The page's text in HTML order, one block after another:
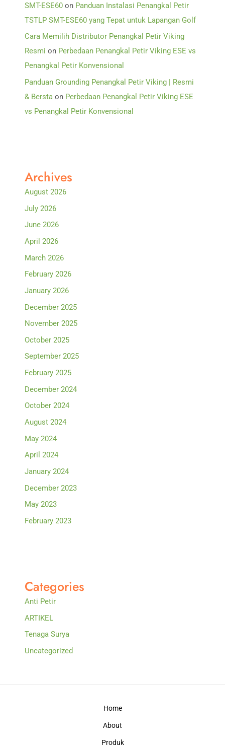
SMT-ESE60 on Panduan Instalasi Penangkal Petir
TSTLP SMT-ESE60 yang Tepat untuk Lapangan Golf
Cara Memilih Distributor Penangkal Petir Viking
Resmi on Perbedaan Penangkal Petir Viking ESE vs
Penangkal Petir Konvensional
Panduan Grounding Penangkal Petir Viking | Resmi
& Bersta on Perbedaan Penangkal Petir Viking ESE
vs Penangkal Petir Konvensional
Archives
August 2026
July 2026
June 2026
April 2026
March 2026
February 2026
January 2026
December 2025
November 2025
October 2025
September 2025
February 2025
December 2024
October 2024
August 2024
May 2024
April 2024
January 2024
December 2023
May 2023
February 2023
Categories
Anti Petir
ARTIKEL
Tenaga Surya
Uncategorized
Home
About
Produk